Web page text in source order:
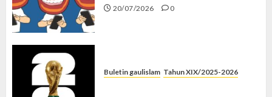
20/07/2026 0
Buletin gaulislam Tahun XIX/2025-2026